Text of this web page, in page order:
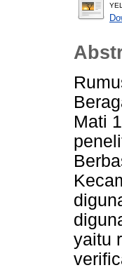
Mati
yaitu